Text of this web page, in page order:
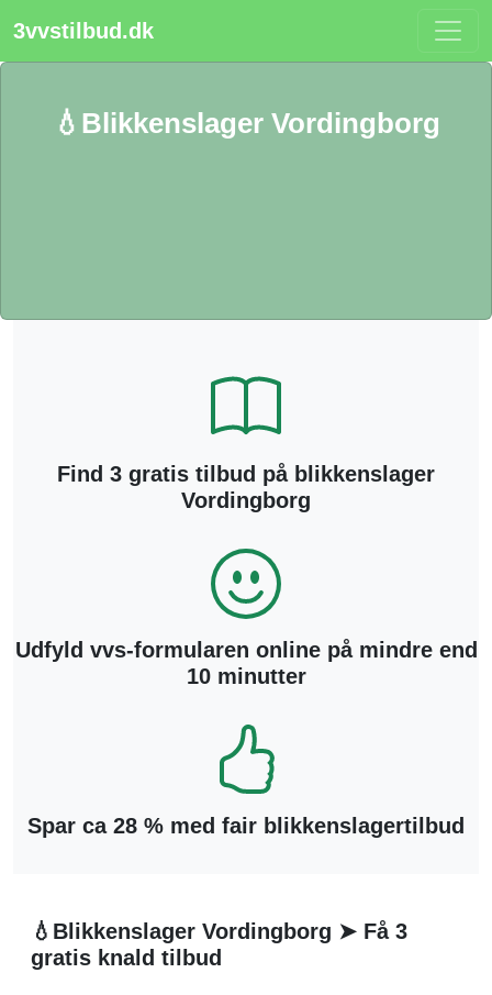
3vvstilbud.dk
💧Blikkenslager Vordingborg
Find 3 gratis tilbud på blikkenslager
Vordingborg
Udfyld vvs-formularen online på mindre end
10 minutter
Spar ca 28 % med fair blikkenslagertilbud
💧Blikkenslager Vordingborg ➤ Få 3
gratis knald tilbud